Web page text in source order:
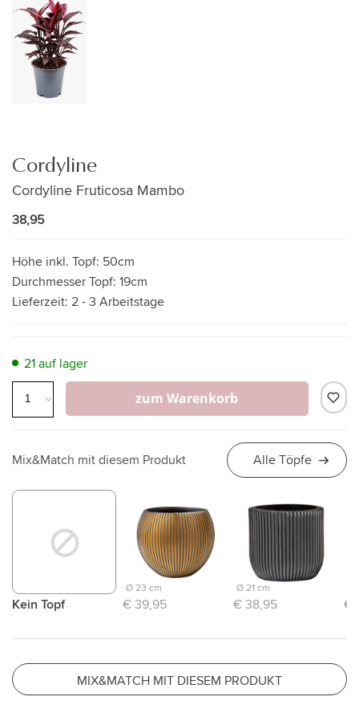
Cordyline
Cordyline Fruticosa Mambo
38,95
Höhe inkl. Topf: 50cm
Durchmesser Topf: 19cm
Lieferzeit: 2 - 3 Arbeitstage
21 auf lager
zum Warenkorb
Mix&Match mit diesem Produkt Alle Töpfe
Kein Topf € 39,95
Ø 23 cm
€ 38,95
Ø 21 cm
€
MIX&MATCH MIT DIESEM PRODUKT